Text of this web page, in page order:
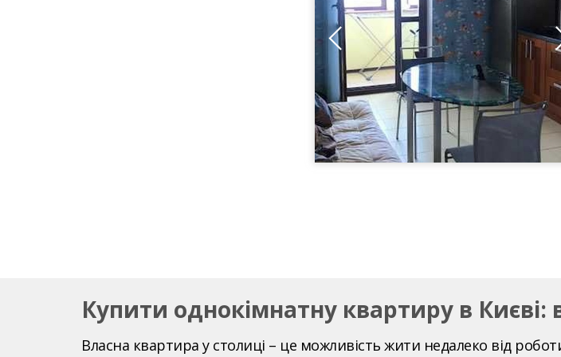
Купити однокімнатну квартиру в
Власна квартира у столиці – це можливість жити недалеко від